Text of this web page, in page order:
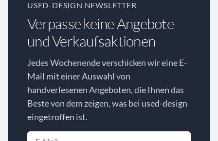
USED-DESIGN NEWSLETTER
Verpasse keine Angebote
und Verkaufsaktionen
Jedes Wochenende verschicken wir eine E-
Mail mit einer Auswahl von
handverlesenen Angeboten, die Ihnen das
Beste von dem zeigen, was bei used-design
eingetroffen ist.